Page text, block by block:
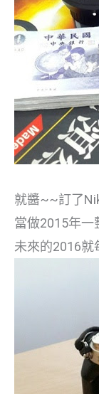
就醬~~訂了
當做2015年一
未來的2016就